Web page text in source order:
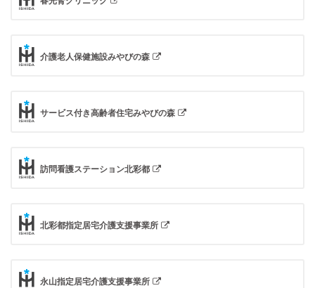
介護老人保健施設みやびの森
サービス付き高齢者住宅みやびの森
訪問看護ステーション北彩都
北彩都指定居宅介護支援事業所
永山指定居宅介護支援事業所